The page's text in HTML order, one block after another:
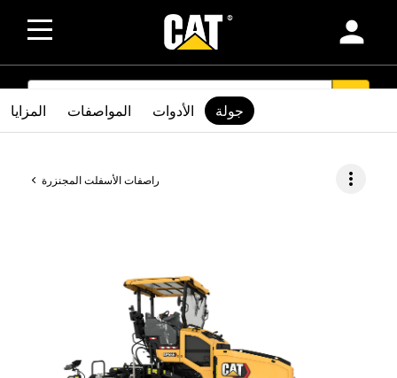
person
SEARCH
راصفات الأسفلت المجنزرة more_vert
المزايا المواصفات الأدوات جولة